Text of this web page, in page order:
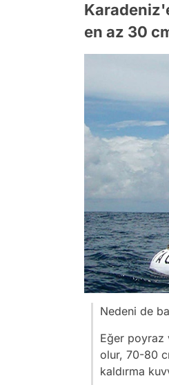
en az 30
Nedeni de
Eğer poyraz
olur, 70-80
kaldırma